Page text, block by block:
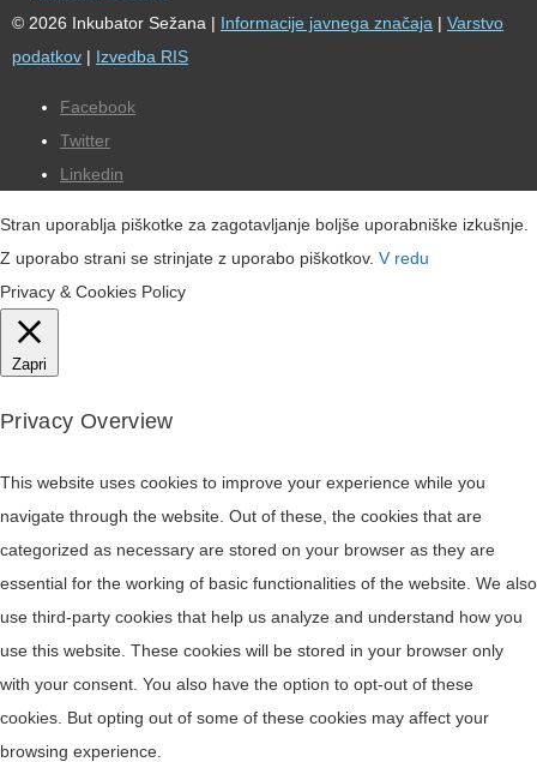
© 2026 Inkubator Sežana | Informacije javnega značaja | Varstvo
podatkov | Izvedba RIS
Facebook
Twitter
Linkedin
Stran uporablja piškotke za zagotavljanje boljše uporabniške izkušnje.
Z uporabo strani se strinjate z uporabo piškotkov. V redu
Privacy & Cookies Policy
Zapri
Privacy Overview
This website uses cookies to improve your experience while you
navigate through the website. Out of these, the cookies that are
categorized as necessary are stored on your browser as they are
essential for the working of basic functionalities of the website. We also
use third-party cookies that help us analyze and understand how you
use this website. These cookies will be stored in your browser only
with your consent. You also have the option to opt-out of these
cookies. But opting out of some of these cookies may affect your
browsing experience.